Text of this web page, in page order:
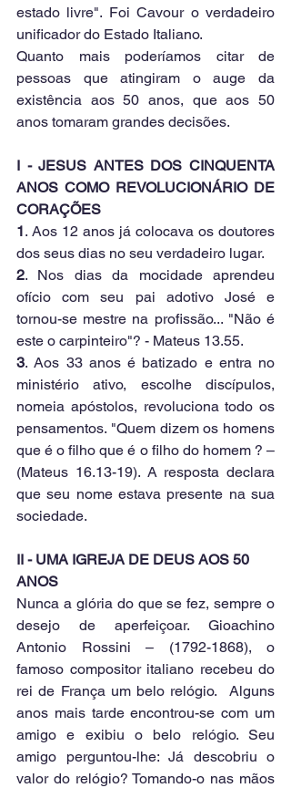
estado livre". Foi Cavour o verdadeiro
unificador do Estado Italiano.
Quanto mais poderíamos citar de
pessoas que atingiram o auge da
existência aos 50 anos, que aos 50
anos tomaram grandes decisões.
I - JESUS ANTES DOS CINQUENTA
ANOS COMO REVOLUCIONÁRIO DE
CORAÇÕES
1. Aos 12 anos já colocava os doutores
dos seus dias no seu verdadeiro lugar.
2. Nos dias da mocidade aprendeu
ofício com seu pai adotivo José e
tornou-se mestre na profissão... "Não é
este o carpinteiro"? - Mateus 13.55.
3. Aos 33 anos é batizado e entra no
ministério ativo, escolhe discípulos,
nomeia apóstolos, revoluciona todo os
pensamentos. "Quem dizem os homens
que é o filho que é o filho do homem ? –
(Mateus 16.13-19). A resposta declara
que seu nome estava presente na sua
sociedade.
II - UMA IGREJA DE DEUS AOS 50
ANOS
Nunca a glória do que se fez, sempre o
desejo de aperfeiçoar. Gioachino
Antonio Rossini – (1792-1868), o
famoso compositor italiano recebeu do
rei de França um belo relógio.  Alguns
anos mais tarde encontrou-se com um
amigo e exibiu o belo relógio. Seu
amigo perguntou-lhe: Já descobriu o
valor do relógio? Tomando-o nas mãos